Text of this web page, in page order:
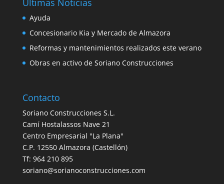
Últimas Noticias
Ayuda
Concesionario Kia y Mercado de Almazora
Reformas y mantenimientos realizados este verano
Obras en activo de Soriano Construcciones
Contacto
Soriano Construcciones S.L.
Camí Hostalassos Nave 21
Centro Empresarial "La Plana"
C.P. 12550 Almazora (Castellón)
Tf: 964 210 895
soriano@sorianoconstrucciones.com